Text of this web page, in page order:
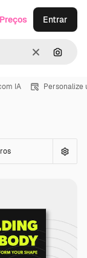
Limpar
Preços Entrar
IA Personalize